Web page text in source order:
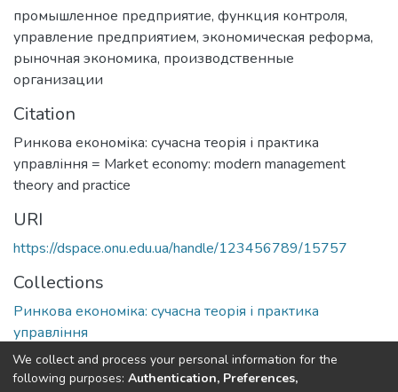
промышленное предприятие, функция контроля,
управление предприятием, экономическая реформа,
рыночная экономика, производственные
организации
Citation
Ринкова економіка: сучасна теорія і практика
управління = Market economy: modern management
theory and practice
URI
https://dspace.onu.edu.ua/handle/123456789/15757
Collections
Ринкова економіка: сучасна теорія і практика
управління
Full item page
We collect and process your personal information for the
following purposes: Authentication, Preferences,